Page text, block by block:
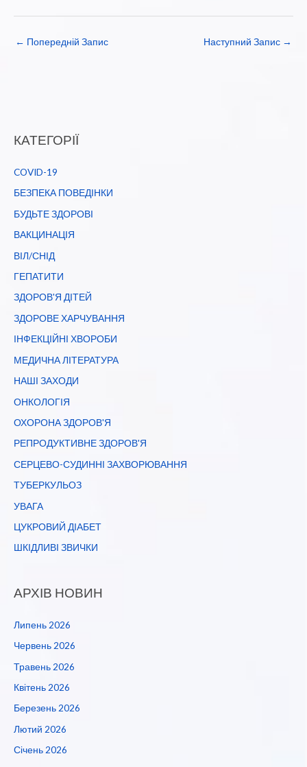
← Попередній Запис Наступний Запис →
КАТЕГОРІЇ
COVID-19
БЕЗПЕКА ПОВЕДІНКИ
БУДЬТЕ ЗДОРОВІ
ВАКЦИНАЦІЯ
ВІЛ/СНІД
ГЕПАТИТИ
ЗДОРОВ'Я ДІТЕЙ
ЗДОРОВЕ ХАРЧУВАННЯ
ІНФЕКЦІЙНІ ХВОРОБИ
МЕДИЧНА ЛІТЕРАТУРА
НАШІ ЗАХОДИ
ОНКОЛОГІЯ
ОХОРОНА ЗДОРОВ'Я
РЕПРОДУКТИВНЕ ЗДОРОВ'Я
СЕРЦЕВО-СУДИННІ ЗАХВОРЮВАННЯ
ТУБЕРКУЛЬОЗ
УВАГА
ЦУКРОВИЙ ДІАБЕТ
ШКІДЛИВІ ЗВИЧКИ
АРХІВ НОВИН
Липень 2026
Червень 2026
Травень 2026
Квітень 2026
Березень 2026
Лютий 2026
Січень 2026